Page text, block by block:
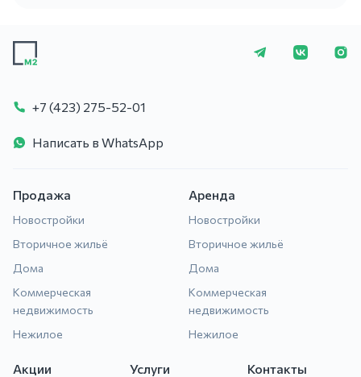
+7 (423) 275-
+7 (423) 275-52-01
Написать в WhatsApp
Продажа
Новостройки
Вторичное жильё
Дома
Коммерческая
недвижимость
Нежилое
Аренда
Новостройки
Вторичное жильё
Дома
Коммерческая
недвижимость
Нежилое
Акции Услуги Контакты